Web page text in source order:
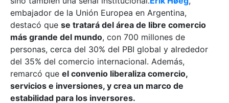
embajador de la Unión Europea en Argentina,
destacó que se tratará del área de libre comercio
más grande del mundo, con 700 millones de
personas, cerca del 30% del PBI global y alrededor
del 35% del comercio internacional. Además,
remarcó que el convenio liberaliza comercio,
servicios e inversiones, y crea un marco de
estabilidad para los inversores.